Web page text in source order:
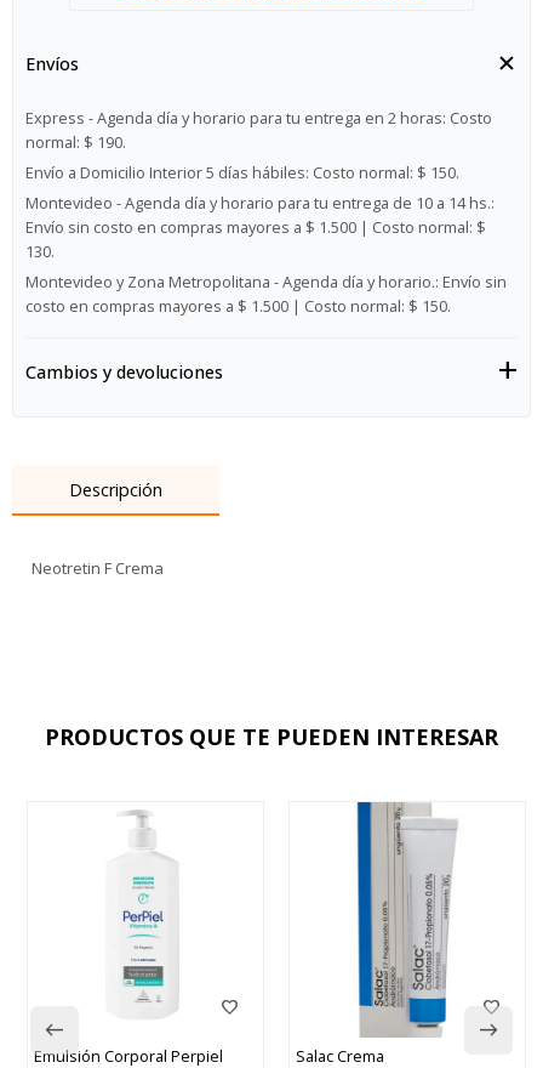
Envíos
Express - Agenda día y horario para tu entrega en 2 horas: Costo
normal: $ 190.
Envío a Domicilio Interior 5 días hábiles: Costo normal: $ 150.
Montevideo - Agenda día y horario para tu entrega de 10 a 14 hs.:
Envío sin costo en compras mayores a $ 1.500 | Costo normal: $
130.
Montevideo y Zona Metropolitana - Agenda día y horario.: Envío sin
costo en compras mayores a $ 1.500 | Costo normal: $ 150.
Cambios y devoluciones
Descripción
Neotretin F Crema
PRODUCTOS QUE TE PUEDEN INTERESAR
Emulsión Corporal Perpiel
Salac Crema